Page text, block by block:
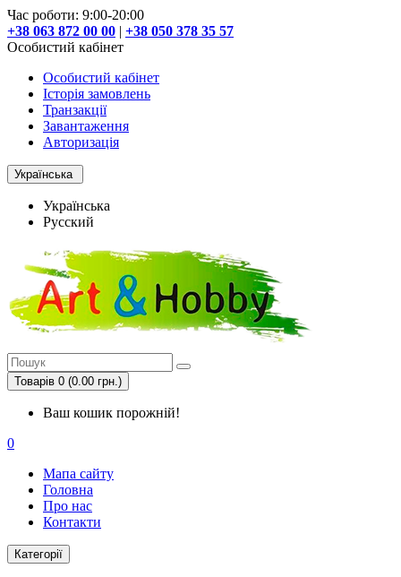
Час роботи: 9:00-20:00
+38 063 872 00 00 | +38 050 378 35 57
Особистий кабінет
Особистий кабінет
Історія замовлень
Транзакції
Завантаження
Авторизація
Українська
Українська
Русский
Товарів 0 (0.00 грн.)
Ваш кошик порожній!
0
Мапа сайту
Головна
Про нас
Контакти
Категорії